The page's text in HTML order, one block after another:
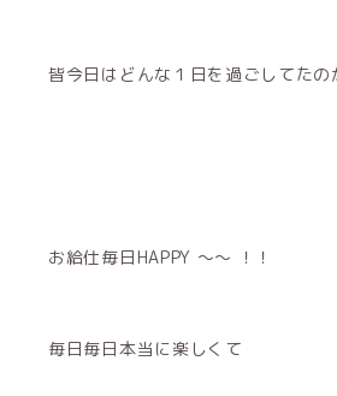
皆今日はどんな１日を過ごしてたの
お給仕毎日HAPPY 〜〜 ！！
毎日毎日本当に楽しくて